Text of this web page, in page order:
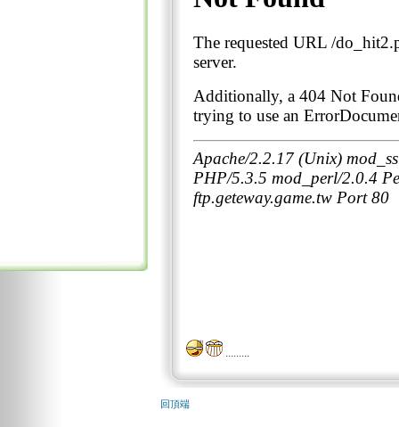
.........
回頂端